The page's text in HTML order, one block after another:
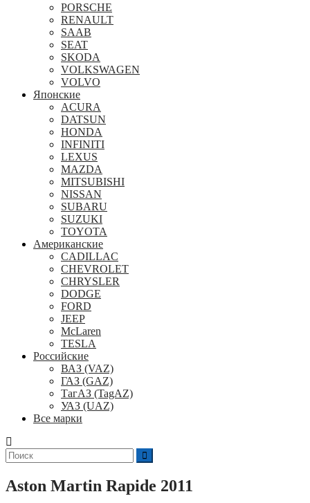
PORSCHE
RENAULT
SAAB
SEAT
SKODA
VOLKSWAGEN
VOLVO
Японские
ACURA
DATSUN
HONDA
INFINITI
LEXUS
MAZDA
MITSUBISHI
NISSAN
SUBARU
SUZUKI
TOYOTA
Американские
CADILLAC
CHEVROLET
CHRYSLER
DODGE
FORD
JEEP
McLaren
TESLA
Российские
ВАЗ (VAZ)
ГАЗ (GAZ)
ТагАЗ (TagAZ)
УАЗ (UAZ)
Все марки
Поиск
для:
Aston Martin Rapide 2011